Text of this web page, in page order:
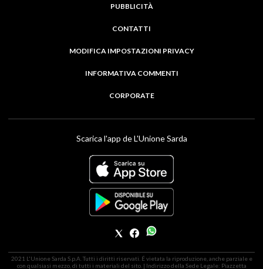
PUBBLICITÀ
CONTATTI
MODIFICA IMPOSTAZIONI PRIVACY
INFORMATIVA COMMENTI
CORPORATE
Scarica l'app de L'Unione Sarda
2021 L'Unione Sarda S.p.A. Tutti i diritti riservati. É vietata la riproduzione, anche parziale e
con qualsiasi mezzo, di tutti i materiali del sito. | Indirizzo della Sede Legale: Piazzetta